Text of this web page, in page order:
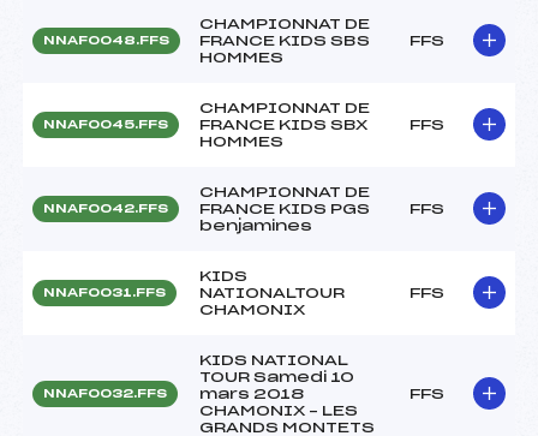
NNAF0048.FFS
CHAMPIONNAT DE
FRANCE KIDS SBS
HOMMES
FFS
NNAF0045.FFS
CHAMPIONNAT DE
FRANCE KIDS SBX
HOMMES
FFS
NNAF0042.FFS
CHAMPIONNAT DE
FRANCE KIDS PGS
benjamines
FFS
NNAF0031.FFS
KIDS
NATIONALTOUR
CHAMONIX
FFS
NNAF0032.FFS
KIDS NATIONAL
TOUR Samedi 10
mars 2018
CHAMONIX – LES
GRANDS MONTETS
FFS